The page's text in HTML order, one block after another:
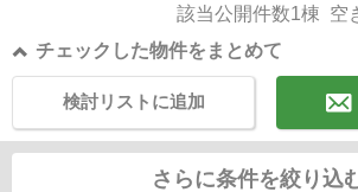
該当公開件数1棟 空
チェックした物件をまとめて
検討リストに追加
さらに条件を絞り込